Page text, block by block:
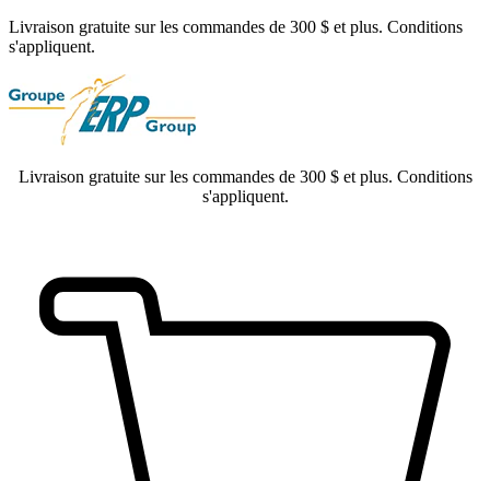
Livraison gratuite sur les commandes de 300 $ et plus. Conditions
s'appliquent.
Livraison gratuite sur les commandes de 300 $ et plus. Conditions
s'appliquent.